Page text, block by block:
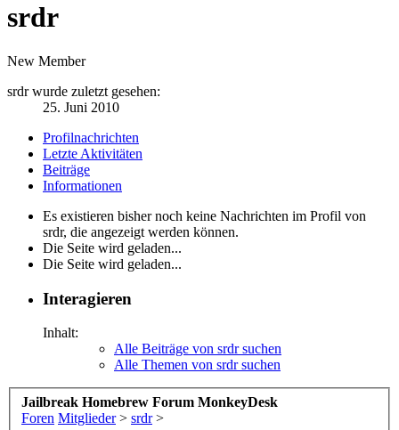
srdr
New Member
srdr wurde zuletzt gesehen:
25. Juni 2010
Profilnachrichten
Letzte Aktivitäten
Beiträge
Informationen
Es existieren bisher noch keine Nachrichten im Profil von
srdr, die angezeigt werden können.
Die Seite wird geladen...
Die Seite wird geladen...
Interagieren
Inhalt:
Alle Beiträge von srdr suchen
Alle Themen von srdr suchen
Jailbreak Homebrew Forum MonkeyDesk
Foren Mitglieder > srdr >